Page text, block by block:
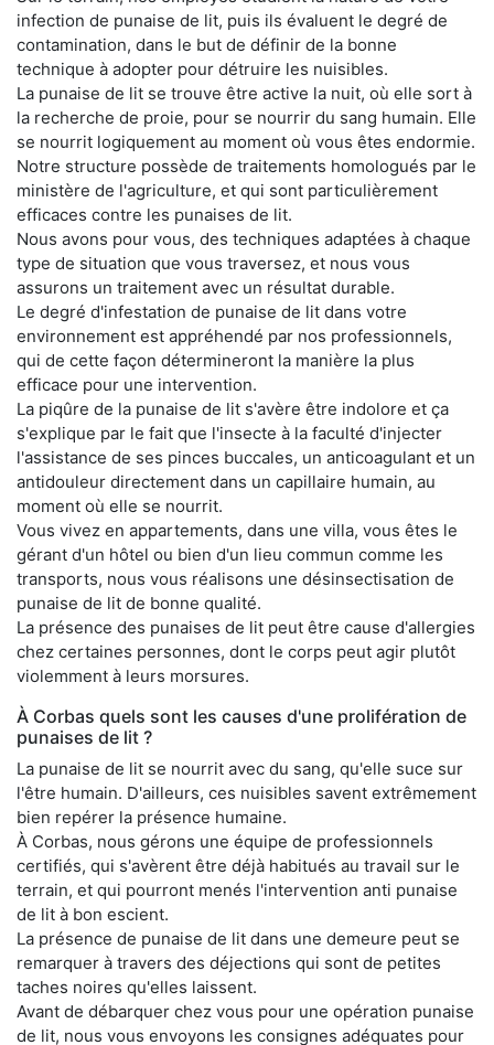
infection de punaise de lit, puis ils évaluent le degré de
contamination, dans le but de définir de la bonne
technique à adopter pour détruire les nuisibles.
La punaise de lit se trouve être active la nuit, où elle sort à
la recherche de proie, pour se nourrir du sang humain. Elle
se nourrit logiquement au moment où vous êtes endormie.
Notre structure possède de traitements homologués par le
ministère de l'agriculture, et qui sont particulièrement
efficaces contre les punaises de lit.
Nous avons pour vous, des techniques adaptées à chaque
type de situation que vous traversez, et nous vous
assurons un traitement avec un résultat durable.
Le degré d'infestation de punaise de lit dans votre
environnement est appréhendé par nos professionnels,
qui de cette façon détermineront la manière la plus
efficace pour une intervention.
La piqûre de la punaise de lit s'avère être indolore et ça
s'explique par le fait que l'insecte à la faculté d'injecter
l'assistance de ses pinces buccales, un anticoagulant et un
antidouleur directement dans un capillaire humain, au
moment où elle se nourrit.
Vous vivez en appartements, dans une villa, vous êtes le
gérant d'un hôtel ou bien d'un lieu commun comme les
transports, nous vous réalisons une désinsectisation de
punaise de lit de bonne qualité.
La présence des punaises de lit peut être cause d'allergies
chez certaines personnes, dont le corps peut agir plutôt
violemment à leurs morsures.
À Corbas quels sont les causes d'une prolifération de
punaises de lit ?
La punaise de lit se nourrit avec du sang, qu'elle suce sur
l'être humain. D'ailleurs, ces nuisibles savent extrêmement
bien repérer la présence humaine.
À Corbas, nous gérons une équipe de professionnels
certifiés, qui s'avèrent être déjà habitués au travail sur le
terrain, et qui pourront menés l'intervention anti punaise
de lit à bon escient.
La présence de punaise de lit dans une demeure peut se
remarquer à travers des déjections qui sont de petites
taches noires qu'elles laissent.
Avant de débarquer chez vous pour une opération punaise
de lit, nous vous envoyons les consignes adéquates pour